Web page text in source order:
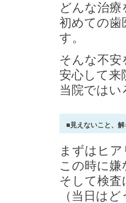
どんな治
初めての歯
す。
そんな不
安心して来
当院では
■見えないこと、
まずはヒ
この時に
そして検査
（当日は